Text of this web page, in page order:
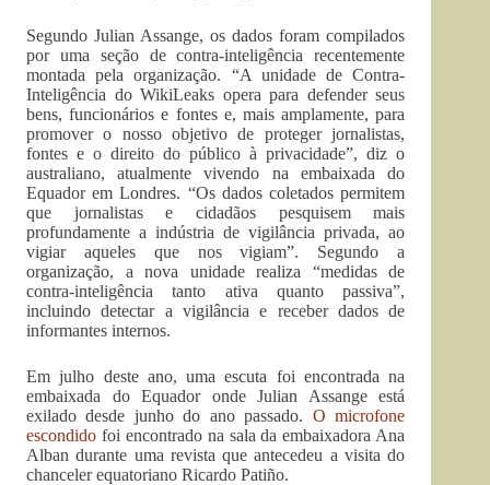
Segundo Julian Assange, os dados foram compilados
por uma seção de contra-inteligência recentemente
montada pela organização. “A unidade de Contra-
Inteligência do WikiLeaks opera para defender seus
bens, funcionários e fontes e, mais amplamente, para
promover o nosso objetivo de proteger jornalistas,
fontes e o direito do público à privacidade”, diz o
australiano, atualmente vivendo na embaixada do
Equador em Londres. “Os dados coletados permitem
que jornalistas e cidadãos pesquisem mais
profundamente a indústria de vigilância privada, ao
vigiar aqueles que nos vigiam”. Segundo a
organização, a nova unidade realiza “medidas de
contra-inteligência tanto ativa quanto passiva”,
incluindo detectar a vigilância e receber dados de
informantes internos.
Em julho deste ano, uma escuta foi encontrada na
embaixada do Equador onde Julian Assange está
exilado desde junho do ano passado. O microfone
escondido foi encontrado na sala da embaixadora Ana
Alban durante uma revista que antecedeu a visita do
chanceler equatoriano Ricardo Patiño.